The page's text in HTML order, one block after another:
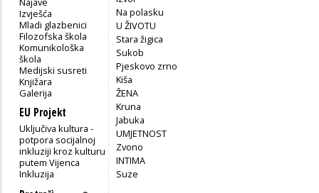
Izvješća
Mladi glazbenici
Filozofska škola
Komunikološka
škola
Medijski susreti
Knjižara
Galerija
EU Projekt
Uključiva kultura -
potpora socijalnoj
inkluziji kroz kulturu
putem Vijenca
Inkluzija
Na polasku
U ŽIVOTU
Stara žigica
Sukob
Pjeskovo zrno
Kiša
ŽENA
Kruna
Jabuka
UMJETNOST
Zvono
INTIMA
Suze